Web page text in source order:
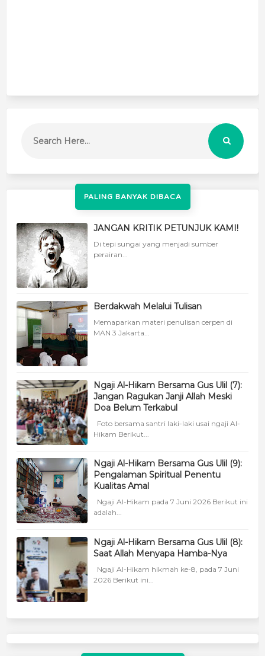
PALING BANYAK DIBACA
JANGAN KRITIK PETUNJUK KAMI!
Di tepi sungai yang menjadi sumber
perairan...
Berdakwah Melalui Tulisan
Memaparkan materi penulisan cerpen di
MAN 3 Jakarta...
Ngaji Al-Hikam Bersama Gus Ulil (7):
Jangan Ragukan Janji Allah Meski
Doa Belum Terkabul
Foto bersama santri laki-laki usai ngaji Al-
Hikam Berikut...
Ngaji Al-Hikam Bersama Gus Ulil (9):
Pengalaman Spiritual Penentu
Kualitas Amal
Ngaji Al-Hikam pada 7 Juni 2026 Berikut ini
adalah...
Ngaji Al-Hikam Bersama Gus Ulil (8):
Saat Allah Menyapa Hamba-Nya
Ngaji Al-Hikam hikmah ke-8, pada 7 Juni
2026 Berikut ini...